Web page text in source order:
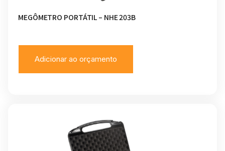
MEGÔMETRO PORTÁTIL – NHE 203B
Adicionar ao orçamento